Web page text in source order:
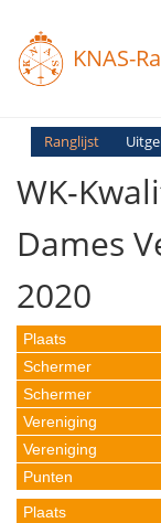
KNAS-
Ranglijst
WK-
Dames
2020